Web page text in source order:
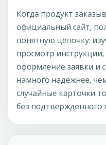
Когда продукт
официальный сайт,
понятную цепочку:
просмотр
оформление заявки и
намного надежнее,
случайные карточки
без подтвержденного